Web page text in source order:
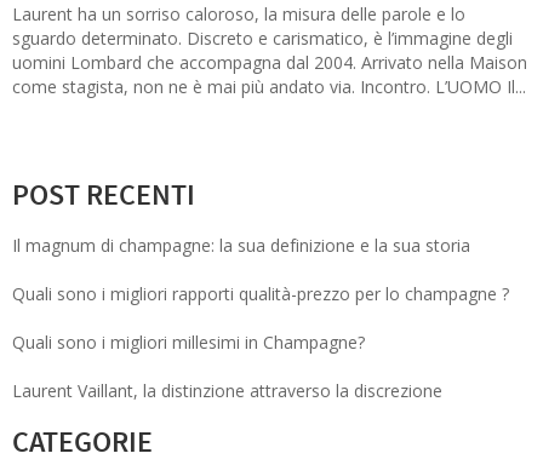
Laurent ha un sorriso caloroso, la misura delle parole e lo
sguardo determinato. Discreto e carismatico, è l’immagine degli
uomini Lombard che accompagna dal 2004. Arrivato nella Maison
come stagista, non ne è mai più andato via. Incontro. L’UOMO Il...
POST RECENTI
Il magnum di champagne: la sua definizione e la sua storia
Quali sono i migliori rapporti qualità-prezzo per lo champagne ?
Quali sono i migliori millesimi in Champagne?
Laurent Vaillant, la distinzione attraverso la discrezione
CATEGORIE